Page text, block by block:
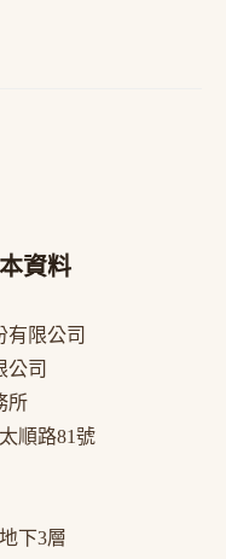
資料
有限公司
公司
所
順路81號
下3層